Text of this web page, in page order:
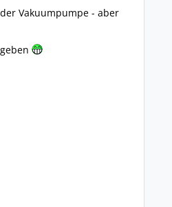
Vakuumpumpe - aber